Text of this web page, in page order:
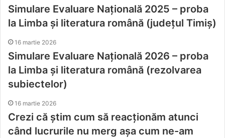
Simulare Evaluare Națională 2025 – proba
la Limba și literatura română (județul Timiș)
16 martie 2026
Simulare Evaluare Națională 2026 – proba
la Limba și literatura română (rezolvarea
subiectelor)
16 martie 2026
Crezi că știm cum să reacționăm atunci
când lucrurile nu merg așa cum ne-am